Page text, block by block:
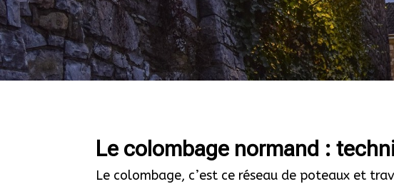
Le colombage normand :
Le colombage, c’est ce réseau de poteaux et